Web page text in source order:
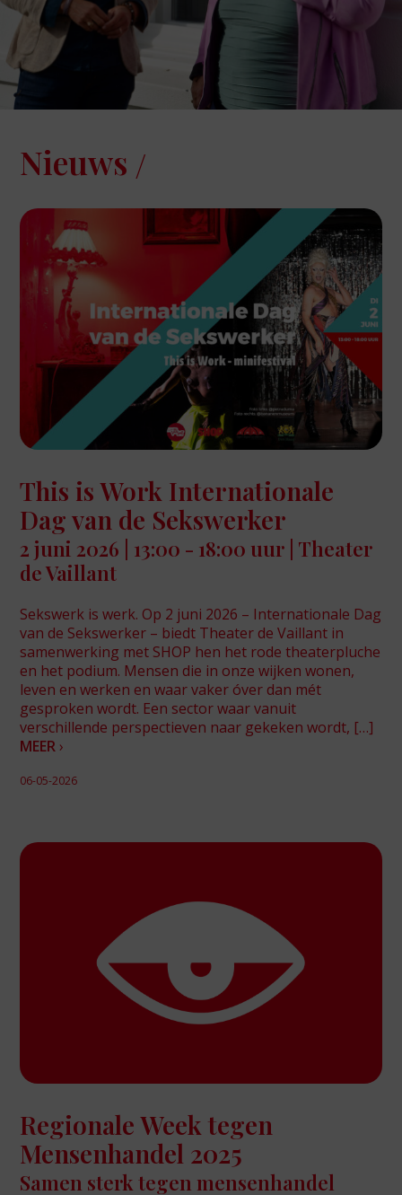
Nieuws
This is Work Internationale
Dag van de Sekswerker
2 juni 2026 | 13:00 - 18:00 uur | Theater
de Vaillant
Sekswerk is werk. Op 2 juni 2026 – Internationale Dag
van de Sekswerker – biedt Theater de Vaillant in
samenwerking met SHOP hen het rode theaterpluche
en het podium. Mensen die in onze wijken wonen,
leven en werken en waar vaker óver dan mét
gesproken wordt. Een sector waar vanuit
verschillende perspectieven naar gekeken wordt, […]
MEER ›
06-05-2026
Regionale Week tegen
Mensenhandel 2025
Samen sterk tegen mensenhandel